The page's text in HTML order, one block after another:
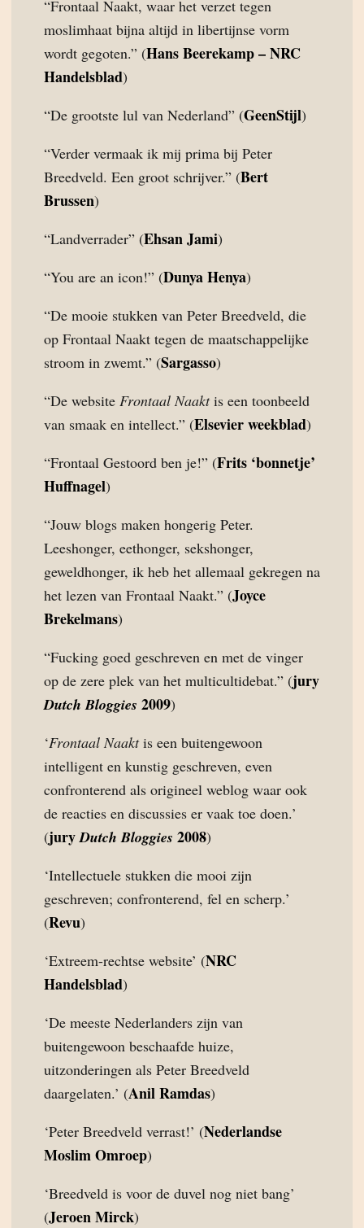
“Frontaal Naakt, waar het verzet tegen
moslimhaat bijna altijd in libertijnse vorm
wordt gegoten.” (Hans Beerekamp – NRC
Handelsblad)
“De grootste lul van Nederland” (GeenStijl)
“Verder vermaak ik mij prima bij Peter
Breedveld. Een groot schrijver.” (Bert
Brussen)
“Landverrader” (Ehsan Jami)
“You are an icon!” (Dunya Henya)
“De mooie stukken van Peter Breedveld, die
op Frontaal Naakt tegen de maatschappelijke
stroom in zwemt.” (Sargasso)
“De website Frontaal Naaktis een toonbeeld
van smaak en intellect.” (Elsevier weekblad)
“Frontaal Gestoord ben je!” (Frits ‘bonnetje’
Huffnagel)
“Jouw blogs maken hongerig Peter.
Leeshonger, eethonger, sekshonger,
geweldhonger, ik heb het allemaal gekregen na
het lezen van Frontaal Naakt.” (Joyce
Brekelmans)
“Fucking goed geschreven en met de vinger
op de zere plek van het multicultidebat.” (jury
Dutch Bloggies 2009)
‘Frontaal Naaktis een buitengewoon
intelligent en kunstig geschreven, even
confronterend als origineel weblog waar ook
de reacties en discussies er vaak toe doen.’
(juryDutch Bloggies 2008)
‘Intellectuele stukken die mooi zijn
geschreven; confronterend, fel en scherp.’
(Revu)
‘Extreem-rechtse website’ (NRC
Handelsblad)
‘De meeste Nederlanders zijn van
buitengewoon beschaafde huize,
uitzonderingen als Peter Breedveld
daargelaten.’ (Anil Ramdas)
‘Peter Breedveld verrast!’ (Nederlandse
Moslim Omroep)
‘Breedveld is voor de duvel nog niet bang’
(Jeroen Mirck)